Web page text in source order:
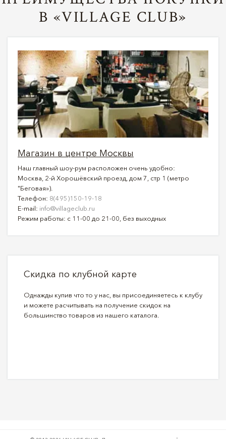
В «VILLAGE CLUB»
Магазин в центре Москвы
Наш главный шоу-рум расположен очень удобно:
Москва, 2-й Хорошёвский проезд, дом 7, стр 1 (метро
"Беговая»).
Телефон: 8(495)150-19-18
E-mail: info@villageclub.ru
Режим работы: с 11-00 до 21-00, без выходных
Скидка по клубной карте
Однажды купив что то у нас, вы присоединяетесь к клубу
и можете расчитывать на получение скидок на
большинство товаров из нашего каталога.